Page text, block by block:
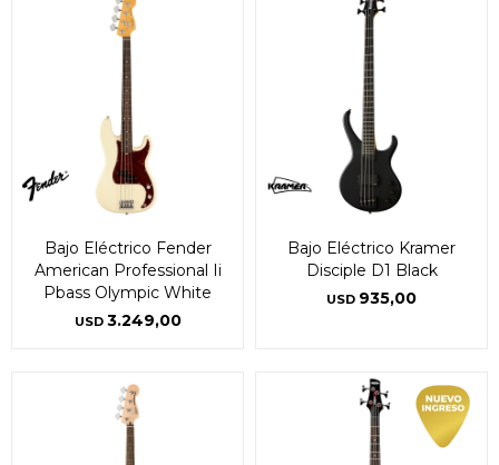
Bajo Eléctrico Fender
American Professional Ii
Pbass Olympic White
USD 3.249,00
Bajo Eléctrico Kramer
Disciple D1 Black
USD 935,00